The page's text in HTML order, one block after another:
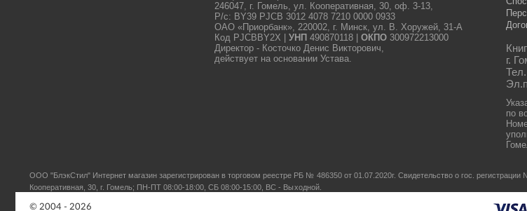
246047, г. Гомель, ул. Кооперативная, 30, оф. 3-13,
Р/с: BY39 PJCB 3012 4078 7210 0000 0933
ОАО «Приорбанк», 220002, г. Минск, ул. В. Хоружей, 31-А
Код PJCBBY2X |УНП 490870118 |ОКПО 300972213000
Директор - Косточко Денис Викторович,
действует на основании Устава.
г.
по
ООО "БлэкСтил" Интернет магазин зарегистрирован в торговом реестре РБ № 486350 от 01.07.2020г. Свидетельство о гос.
Кооперативная, 30, г. Гомель; ПН-ПТ 08:00-18:00, СБ 08:00-15:00, ВС - Выходной.
© 2004 - 2026